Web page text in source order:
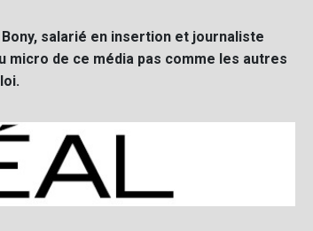
salarié en insertion et journaliste
micro de ce média pas comme les autres